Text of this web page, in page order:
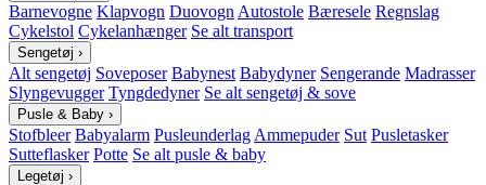
Barnevogne Klapvogn Duovogn Autostole Bæresele Regnslag
Cykelstol Cykelanhænger Se alt transport
Sengetøj ›
Alt sengetøj Soveposer Babynest Babydyner Sengerande Madrasser
Slyngevugger Tyngdedyner Se alt sengetøj & sove
Pusle & Baby ›
Stofbleer Babyalarm Pusleunderlag Ammepuder Sut Pusletasker
Sutteflasker Potte Se alt pusle & baby
Legetøj ›